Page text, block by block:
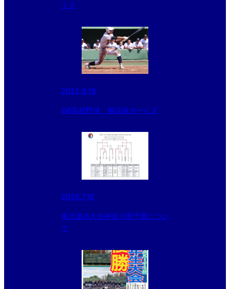
イズ
2022.9.16
OB高校野球 横浜緑ボーイズ
2026.7.10
東北選抜大会神奈川県予選につい
て